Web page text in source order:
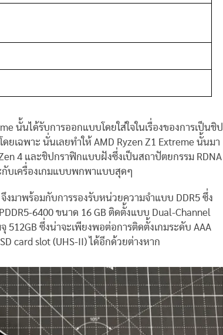
นั้นได้รับการออกแบบโดยใส่ใจในเรื่องของการเป็นชิป
เฉพาะ นั่นเลยทำให้ AMD Ryzen Z1 Extreme นั้นมา
4 และชิปกราฟิกแบบฝังซึ่งเป็นสถาปัตยกรรม RDNA
กับเครื่องเกมแบบพกพาแบบสุดๆ
งมาพร้อมกับการรองรับหน่วยความจำแบบ DDR5 ซึ่ง
6400 ขนาด 16 GB ติดตั้งแบบ Dual-Channel
ซึ่งน่าจะเพียงพอต่อการติดตั้งเกมระดับ AAA
card slot (UHS-II) ได้อีกด้วยต่างหาก